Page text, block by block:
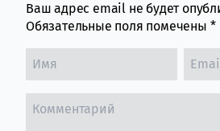
Ваш адрес email не будет
Обязательные поля помечены *